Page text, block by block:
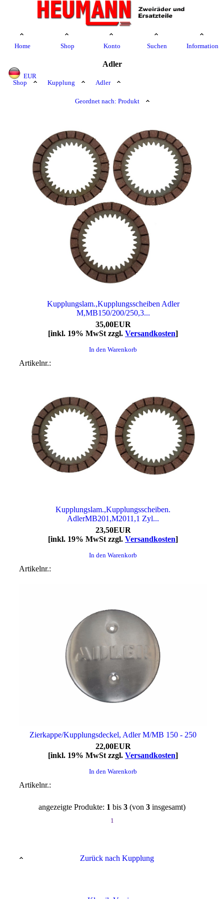
Home Shop Konto Suchen Information
EUR
Adler
Shop Kupplung Adler
Geordnet nach: Produkt
Kupplungslam.,Kupplungsscheiben Adler
M,MB150/200/250,3...
35,00EUR
[inkl. 19% MwSt zzgl. Versandkosten]
In den Warenkorb
Artikelnr.:
Kupplungslam.,Kupplungsscheiben.
AdlerMB201,M2011,1 Zyl...
23,50EUR
[inkl. 19% MwSt zzgl. Versandkosten]
In den Warenkorb
Artikelnr.:
Zierkappe/Kupplungsdeckel, Adler M/MB 150 - 250
22,00EUR
[inkl. 19% MwSt zzgl. Versandkosten]
In den Warenkorb
Artikelnr.:
angezeigte Produkte: 1 bis 3 (von 3 insgesamt)
1
Zurück nach Kupplung